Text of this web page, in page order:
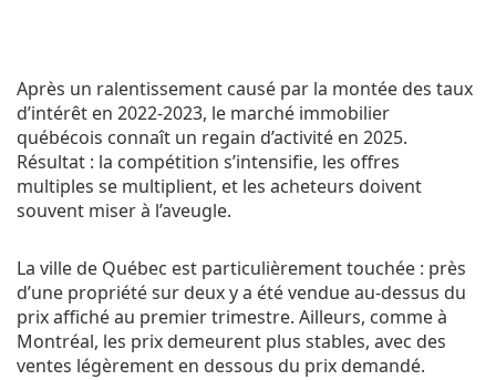
Après un ralentissement causé par la montée des taux
d’intérêt en 2022-2023, le marché immobilier
québécois connaît un regain d’activité en 2025.
Résultat : la compétition s’intensifie, les offres
multiples se multiplient, et les acheteurs doivent
souvent miser à l’aveugle.
La ville de Québec est particulièrement touchée : près
d’une propriété sur deux y a été vendue au-dessus du
prix affiché au premier trimestre. Ailleurs, comme à
Montréal, les prix demeurent plus stables, avec des
ventes légèrement en dessous du prix demandé.